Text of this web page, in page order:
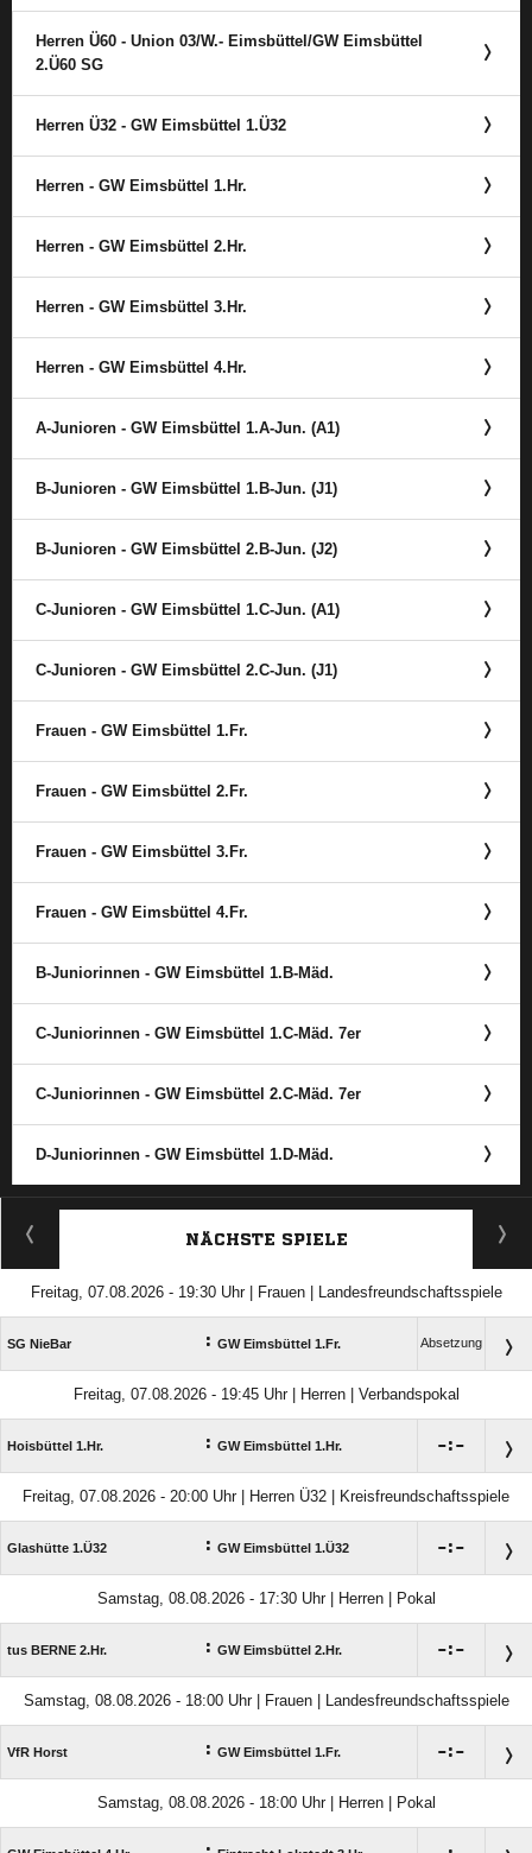
Herren Ü60 - Union 03/​W.- Eimsbüttel/​GW Eimsbüttel
2.Ü60 SG
Herren Ü32 - GW Eimsbüttel 1.Ü32
Herren - GW Eimsbüttel 1.Hr.
Herren - GW Eimsbüttel 2.Hr.
Herren - GW Eimsbüttel 3.Hr.
Herren - GW Eimsbüttel 4.Hr.
A-Junioren - GW Eimsbüttel 1.A-Jun. (A1)
B-Junioren - GW Eimsbüttel 1.B-Jun. (J1)
B-Junioren - GW Eimsbüttel 2.B-Jun. (J2)
C-Junioren - GW Eimsbüttel 1.C-Jun. (A1)
C-Junioren - GW Eimsbüttel 2.C-Jun. (J1)
Frauen - GW Eimsbüttel 1.Fr.
Frauen - GW Eimsbüttel 2.Fr.
Frauen - GW Eimsbüttel 3.Fr.
Frauen - GW Eimsbüttel 4.Fr.
B-Juniorinnen - GW Eimsbüttel 1.B-Mäd.
C-Juniorinnen - GW Eimsbüttel 1.C-Mäd. 7er
C-Juniorinnen - GW Eimsbüttel 2.C-Mäd. 7er
D-Juniorinnen - GW Eimsbüttel 1.D-Mäd.
ANZEIGE
NÄCHSTE SPIELE
Freitag, 07.08.2026 - 19:30 Uhr | Frauen | Landesfreundschaftsspiele
SG NieBar : GW Eimsbüttel 1.Fr. Absetzung
Freitag, 07.08.2026 - 19:45 Uhr | Herren | Verbandspokal
Hoisbüttel 1.Hr. : GW Eimsbüttel 1.Hr. :
Freitag, 07.08.2026 - 20:00 Uhr | Herren Ü32 | Kreisfreundschaftsspiele
Glashütte 1.Ü32 : GW Eimsbüttel 1.Ü32 :
Samstag, 08.08.2026 - 17:30 Uhr | Herren | Pokal
tus BERNE 2.Hr. : GW Eimsbüttel 2.Hr. :
Samstag, 08.08.2026 - 18:00 Uhr | Frauen | Landesfreundschaftsspiele
VfR Horst : GW Eimsbüttel 1.Fr. :
Samstag, 08.08.2026 - 18:00 Uhr | Herren | Pokal